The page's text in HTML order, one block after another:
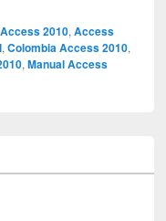
Access 2010,Access
,Colombia Access 2010,
,Manual Access